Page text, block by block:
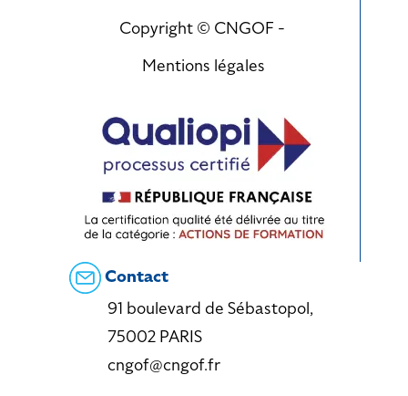
Copyright © CNGOF -
Mentions légales
Contact
91 boulevard de Sébastopol,
75002 PARIS
cngof@cngof.fr